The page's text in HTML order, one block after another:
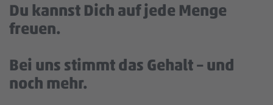
Du kannst Dich auf jede Menge
freuen.
Bei uns stimmt das Gehalt – und
noch mehr.